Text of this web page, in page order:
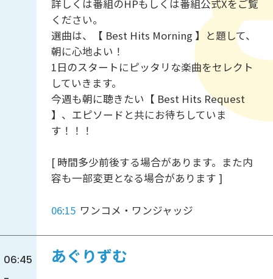
詳しくは番組のHPもしくは番組公式Xをご覧
ください。
選曲は、【 Best Hits Morning 】と題して、
朝に心地よい！
1日のスタートにピッタリな楽曲をセレクト
していきます。
今週も朝に聴きたい【 Best Hits Request
】、エピソードと共にお待ちしていま
す！！！
[ 時間多少前後する場合があります。また内
容も一部変更となる場合があります ]
06:15 ワンコメ・ワンジャッジ
06:45
あぐりずむ